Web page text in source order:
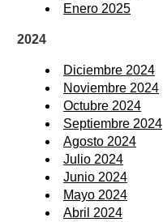
Enero 2025
2024
Diciembre 2024
Noviembre 2024
Octubre 2024
Septiembre 2024
Agosto 2024
Julio 2024
Junio 2024
Mayo 2024
Abril 2024